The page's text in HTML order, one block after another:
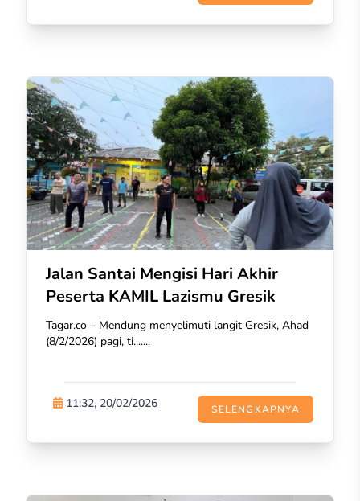
Jalan Santai Mengisi Hari Akhir
Peserta KAMIL Lazismu Gresik
Tagar.co – Mendung menyelimuti langit Gresik, Ahad
(8/2/2026) pagi, ti.......
11:32, 20/02/2026 SELENGKAPNYA